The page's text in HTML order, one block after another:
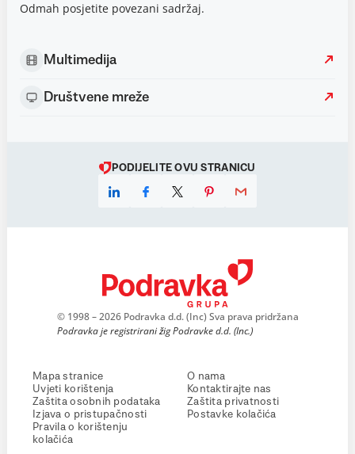
Odmah posjetite povezani sadržaj.
Multimedija
Društvene mreže
PODIJELITE OVU STRANICU
© 1998 – 2026 Podravka d.d. (Inc) Sva prava pridržana
Podravka je registrirani žig Podravke d.d. (Inc.)
Mapa stranice
Uvjeti korištenja
Zaštita osobnih podataka
Izjava o pristupačnosti
Pravila o korištenju
kolačića
O nama
Kontaktirajte nas
Zaštita privatnosti
Postavke kolačića